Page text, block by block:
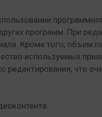
программ. При
Кроме того, объем
используемых
редактирования, что